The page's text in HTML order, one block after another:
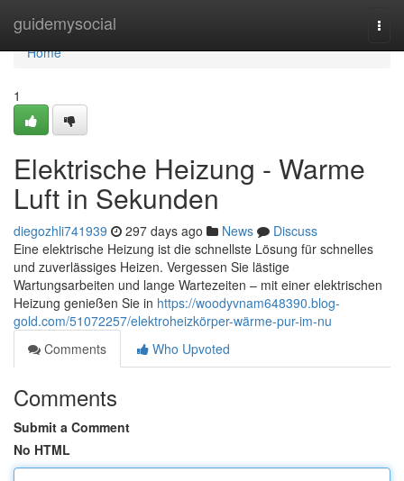
guidemysocial
Home
Home
1
Elektrische Heizung - Warme
Luft in Sekunden
diegozhli741939 297 days ago News
Discuss
Eine elektrische Heizung ist die schnellste Lösung für schnelles
und zuverlässiges Heizen. Vergessen Sie lästige
Wartungsarbeiten und lange Wartezeiten – mit einer elektrischen
Heizung genießen Sie in https://woodyvnam648390.blog-
gold.com/51072257/elektroheizkörper-wärme-pur-im-nu
Comments
Who Upvoted
Comments
Submit a Comment
No HTML